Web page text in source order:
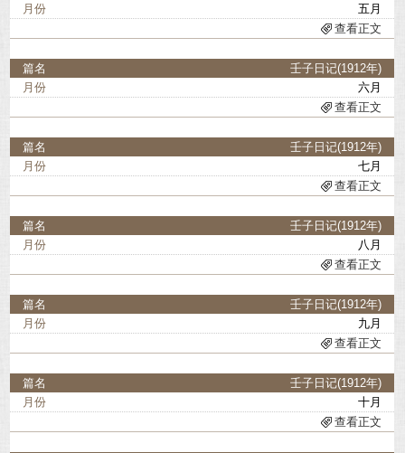
1934
1935
1936
五月
查看正文
壬子日记(1912年)
六月
查看正文
壬子日记(1912年)
七月
查看正文
壬子日记(1912年)
八月
查看正文
壬子日记(1912年)
九月
查看正文
壬子日记(1912年)
十月
查看正文